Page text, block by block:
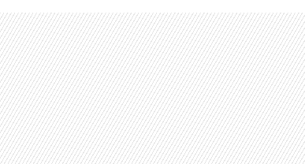
Skip to main content